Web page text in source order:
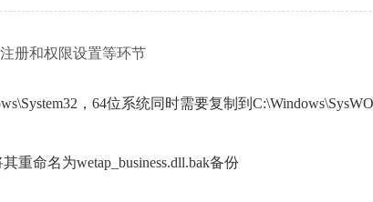
册和权限设置等环节
，64位系统同时需要复制到
重命名为wetap_business.dll.bak备份